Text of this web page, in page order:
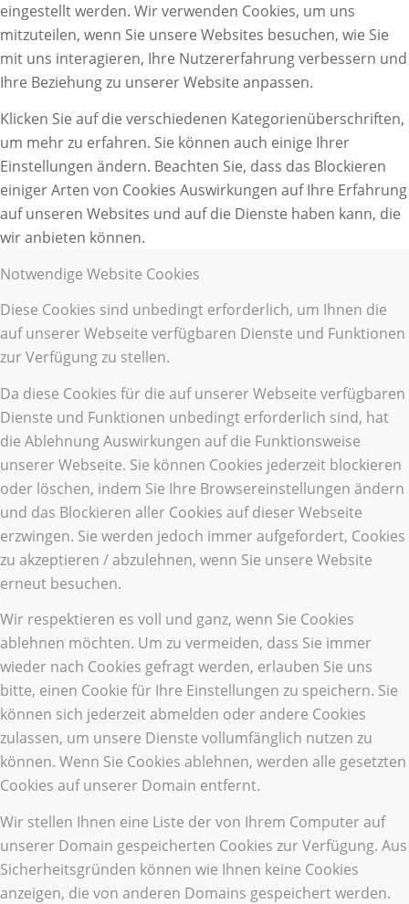
eingestellt werden. Wir verwenden Cookies, um uns
mitzuteilen, wenn Sie unsere Websites besuchen, wie Sie
mit uns interagieren, Ihre Nutzererfahrung verbessern und
Ihre Beziehung zu unserer Website anpassen.
Klicken Sie auf die verschiedenen Kategorienüberschriften,
um mehr zu erfahren. Sie können auch einige Ihrer
Einstellungen ändern. Beachten Sie, dass das Blockieren
einiger Arten von Cookies Auswirkungen auf Ihre Erfahrung
auf unseren Websites und auf die Dienste haben kann, die
wir anbieten können.
Notwendige Website Cookies
Diese Cookies sind unbedingt erforderlich, um Ihnen die
auf unserer Webseite verfügbaren Dienste und Funktionen
zur Verfügung zu stellen.
Da diese Cookies für die auf unserer Webseite verfügbaren
Dienste und Funktionen unbedingt erforderlich sind, hat
die Ablehnung Auswirkungen auf die Funktionsweise
unserer Webseite. Sie können Cookies jederzeit blockieren
oder löschen, indem Sie Ihre Browsereinstellungen ändern
und das Blockieren aller Cookies auf dieser Webseite
erzwingen. Sie werden jedoch immer aufgefordert, Cookies
zu akzeptieren / abzulehnen, wenn Sie unsere Website
erneut besuchen.
Wir respektieren es voll und ganz, wenn Sie Cookies
ablehnen möchten. Um zu vermeiden, dass Sie immer
wieder nach Cookies gefragt werden, erlauben Sie uns
bitte, einen Cookie für Ihre Einstellungen zu speichern. Sie
können sich jederzeit abmelden oder andere Cookies
zulassen, um unsere Dienste vollumfänglich nutzen zu
können. Wenn Sie Cookies ablehnen, werden alle gesetzten
Cookies auf unserer Domain entfernt.
Wir stellen Ihnen eine Liste der von Ihrem Computer auf
unserer Domain gespeicherten Cookies zur Verfügung. Aus
Sicherheitsgründen können wie Ihnen keine Cookies
anzeigen, die von anderen Domains gespeichert werden.